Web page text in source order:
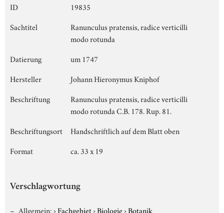
ID
19835
Sachtitel
Ranunculus pratensis, radice verticilli
modo rotunda
Datierung
um 1747
Hersteller
Johann Hieronymus Kniphof
Beschriftung
Ranunculus pratensis, radice verticilli
modo rotunda C.B. 178. Rup. 81.
Beschriftungsort
Handschriftlich auf dem Blatt oben
Format
ca. 33 x 19
Verschlagwortung
Allgemein:›Fachgebiet›Biologie›Botanik